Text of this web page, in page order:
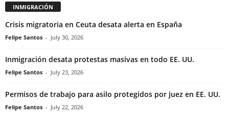
INMIGRACIÓN
Crisis migratoria en Ceuta desata alerta en España
Felipe Santos - July 30, 2026
Inmigración desata protestas masivas en todo EE. UU.
Felipe Santos - July 23, 2026
Permisos de trabajo para asilo protegidos por juez en EE. UU.
Felipe Santos - July 22, 2026